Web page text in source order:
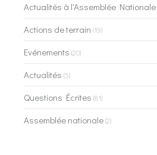
Actualités à l'Assemblée Nationale
Actions de terrain (19)
Evénements (20)
Actualités (5)
Questions Écrites (81)
Assemblée nationale(2)